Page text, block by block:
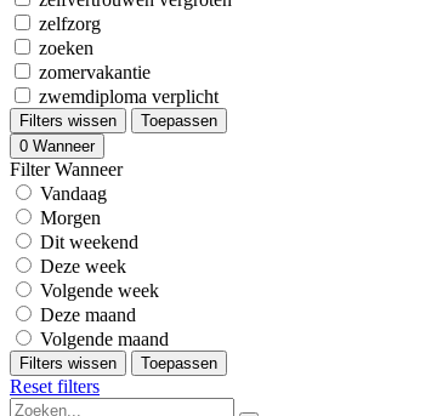
zelfzorg
zoeken
zomervakantie
zwemdiploma verplicht
Filters wissen
Toepassen
0 Wanneer
Filter Wanneer
Vandaag
Morgen
Dit weekend
Deze week
Volgende week
Deze maand
Volgende maand
Filters wissen Toepassen
Reset filters